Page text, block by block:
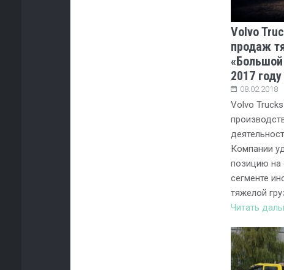
Volvo
продаж
2017 году
08.02.2018
Volvo
Компании
позицию на
сегменте
тяжелой
Читать